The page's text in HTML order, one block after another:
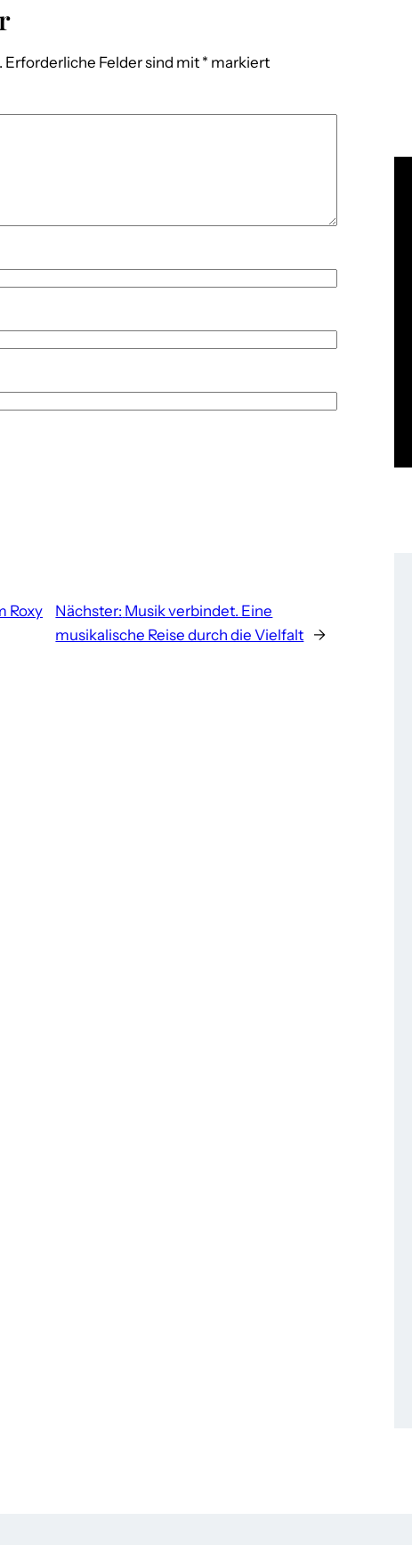
Erforderliche Felder sind mit * markiert
Roxy
Nächster: Musik verbindet. Eine
musikalische Reise durch die Vielfalt →